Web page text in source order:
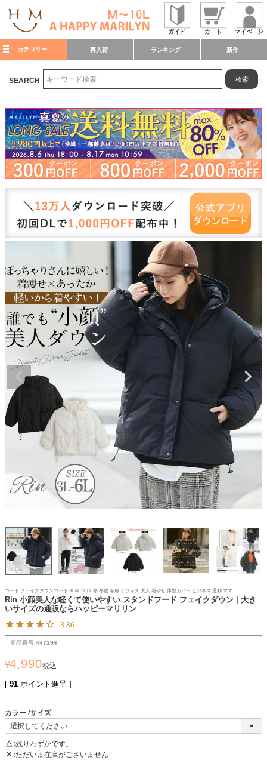
カテゴリー 再入荷 ランキング 新作
SEARCH 検索
コート フェイクダウンコート 3L 4L 5L 6L 冬 冬物 冬服 オフィス 大人 着やせ 体型カバー ビジネス 通勤 ママ
Rin 小顔美人な軽くて使いやすい スタンドフード フェイクダウン | 大き
いサイズの通販ならハッピーマリリン
3.86
商品番号 447194
¥4,990税込
[ 91 ポイント進呈 ]
カラー サイズ
△ 残りわずかです。
✕ ただいま在庫がございません